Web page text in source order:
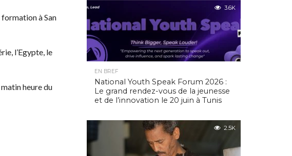
à San
l’Egypte, le
heure du
3.6K
EN BREF
National Youth Speak Forum 2026 :
Le grand rendez-vous de la jeunesse
et de l’innovation le 20 juin à Tunis
2.5K